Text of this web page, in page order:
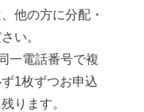
他の方に分配・
い。
一電話番号で複
1枚ずつお申込
ります。